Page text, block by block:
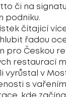
či na
podniku.
čítající
řadou
pro Českou
restaurací
vyrůstal v
s